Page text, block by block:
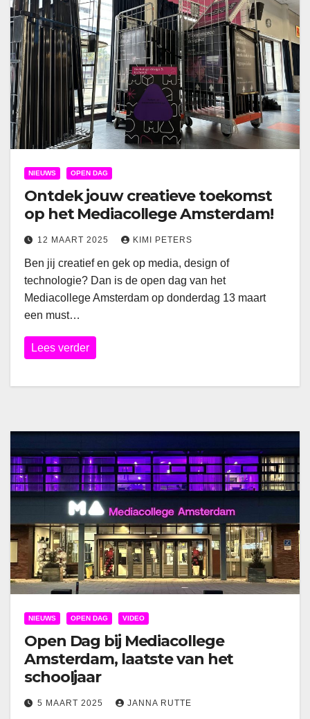
NIEUWS OPEN DAG
Ontdek jouw creatieve toekomst
op het Mediacollege Amsterdam!
12 MAART 2025 KIMI PETERS
Ben jij creatief en gek op media, design of
technologie? Dan is de open dag van het
Mediacollege Amsterdam op donderdag 13 maart
een must…
Lees verder
NIEUWS OPEN DAG VIDEO
Open Dag bij Mediacollege
Amsterdam, laatste van het
schooljaar
5 MAART 2025 JANNA RUTTE